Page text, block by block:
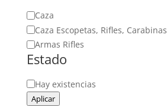
Categoría
Caza
Caza Escopetas, Rifles, Carabinas
Armas Rifles
Estado
Estado
Hay existencias
Aplicar